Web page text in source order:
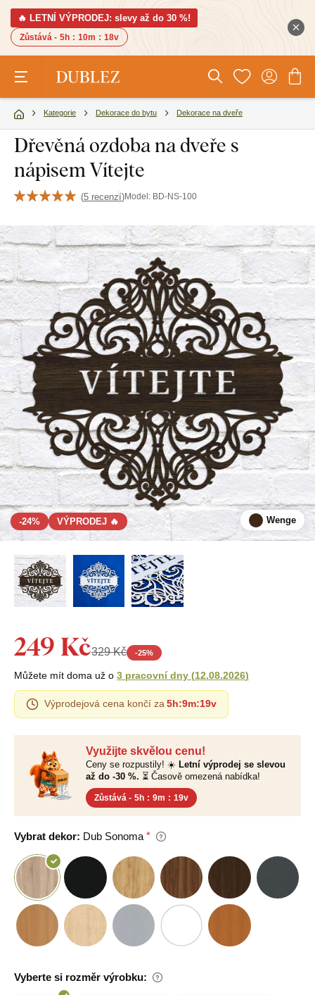
🔥 LETNÍ VÝPRODEJ: slevy až do 30 %!
Zůstává - 5h : 10m : 17v
Kategorie Dekorace do bytu Dekorace na dveře
Dřevěná ozdoba na dveře s
nápisem Vítejte
(5 recenzí)Model: BD-NS-100
-24% VÝPRODEJ 🔥 Wenge
Využijte skvělou cenu!
Ceny se rozpustily! ☀️ Letní výprodej se slevou
až do -30 %. ⏳ Časově omezená nabídka!
Zůstává - 5h : 9m : 18v
Vybrat dekor: Dub Sonoma
Vyberte si rozměr výrobku:
249 Kč329 Kč -25%
Můžete mít doma už o 3 pracovní dny (12.08.2026)
Výprodejová cena končí za 5h:9m:18v